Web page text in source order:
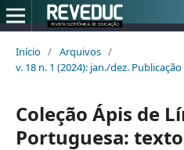
Início / Arquivos /
v. 18 n. 1 (2024): jan./dez.
Coleção Ápis de
Portuguesa: